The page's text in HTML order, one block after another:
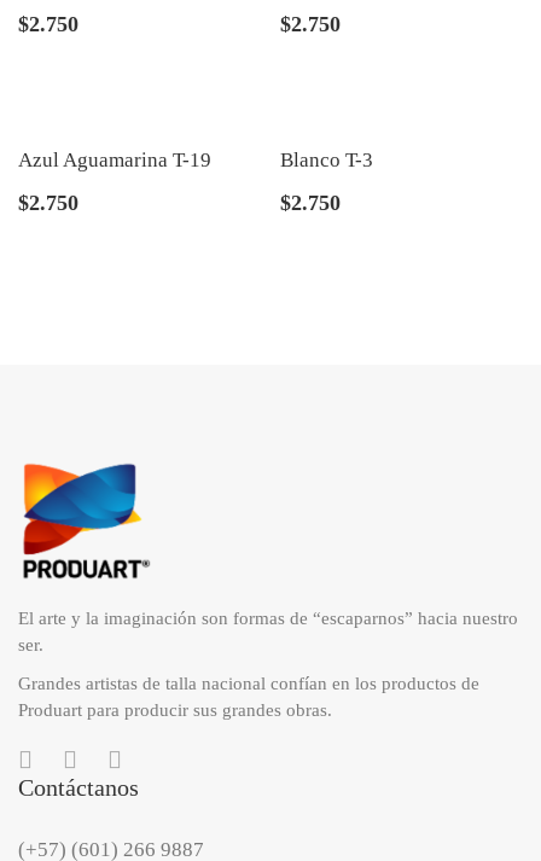
$2.750 $2.750
Azul Aguamarina T-19
$2.750
Blanco T-3
$2.750
El arte y la imaginación son formas de “escaparnos” hacia nuestro
ser.
Grandes artistas de talla nacional confían en los productos de
Produart para producir sus grandes obras.
Contáctanos
(+57) (601) 266 9887